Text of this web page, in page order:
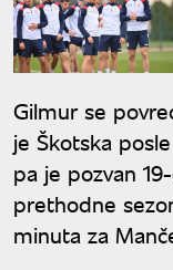
Gilmur se
je Škotska
pa je pozvan
prethodne
minuta za